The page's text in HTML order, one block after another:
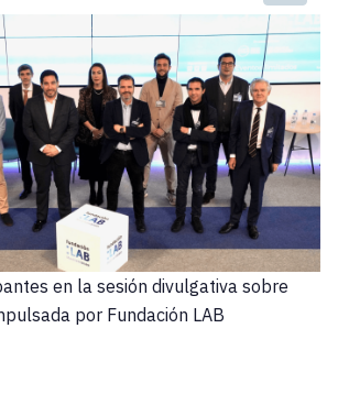
en la sesión divulgativa sobre
por Fundación LAB